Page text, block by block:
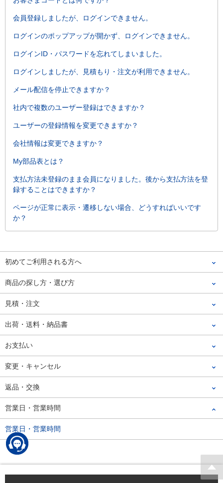
会員登録しましたが、ログインできません。
ログインのポップアップが開かず、ログインできません。
ログインID・パスワードを忘れてしまいました。
ログインしましたが、見積もり・注文が利用できません。
メール配信を停止できますか？
社内で複数のユーザー登録はできますか？
ユーザーの登録情報を変更できますか？
会社情報は変更できますか？
My部品表とは？
支払方法未登録のまま会員になりました。後から支払方法を登
録することはできますか？
ページが正常に表示・遷移しない場合、どうすればいいです
か？
初めてご利用される方へ
商品の探し方・選び方
見積・注文
出荷・送料・納品書
お支払い
変更・キャンセル
返品・交換
営業日・営業時間​
営業日・営業時間​